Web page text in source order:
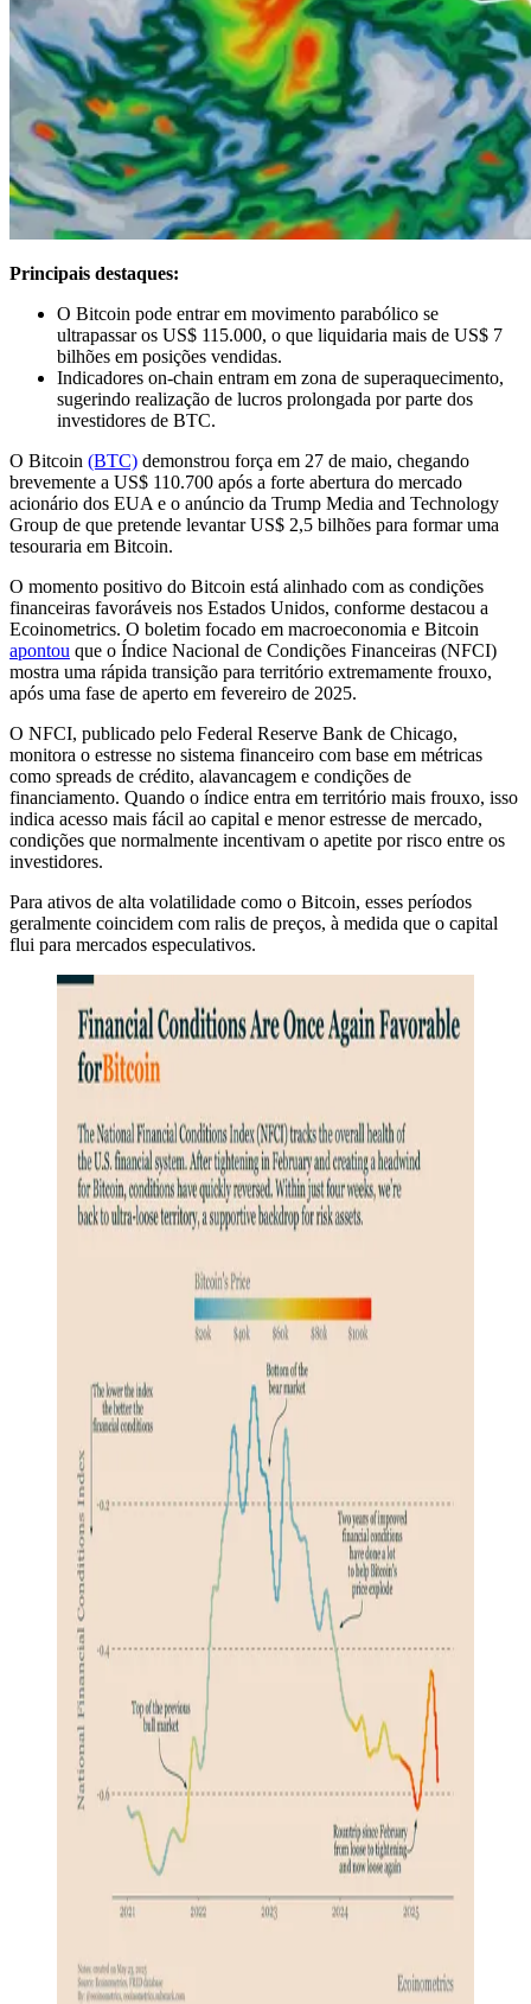
Principais destaques:
O Bitcoin pode entrar em movimento parabólico se
ultrapassar os US$ 115.000, o que liquidaria mais de US$ 7
bilhões em posições vendidas.
Indicadores on-chain entram em zona de superaquecimento,
sugerindo realização de lucros prolongada por parte dos
investidores de BTC.
O Bitcoin (BTC) demonstrou força em 27 de maio, chegando
brevemente a US$ 110.700 após a forte abertura do mercado
acionário dos EUA e o anúncio da Trump Media and Technology
Group de que pretende levantar US$ 2,5 bilhões para formar uma
tesouraria em Bitcoin.
O momento positivo do Bitcoin está alinhado com as condições
financeiras favoráveis nos Estados Unidos, conforme destacou a
Ecoinometrics. O boletim focado em macroeconomia e Bitcoin
apontou que o Índice Nacional de Condições Financeiras (NFCI)
mostra uma rápida transição para território extremamente frouxo,
após uma fase de aperto em fevereiro de 2025.
O NFCI, publicado pelo Federal Reserve Bank de Chicago,
monitora o estresse no sistema financeiro com base em métricas
como spreads de crédito, alavancagem e condições de
financiamento. Quando o índice entra em território mais frouxo, isso
indica acesso mais fácil ao capital e menor estresse de mercado,
condições que normalmente incentivam o apetite por risco entre os
investidores.
Para ativos de alta volatilidade como o Bitcoin, esses períodos
geralmente coincidem com ralis de preços, à medida que o capital
flui para mercados especulativos.